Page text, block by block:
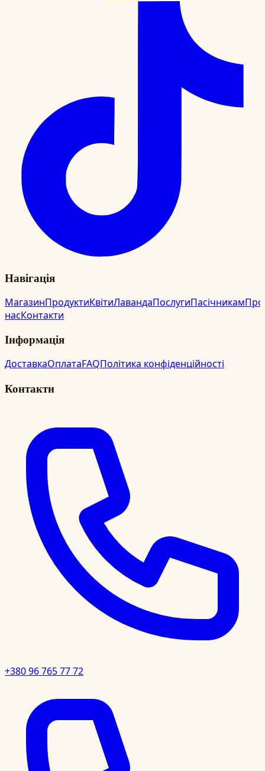
Навігація
МагазинПродуктиКвітиЛавандаПослугиПасічникамПро
насКонтакти
Інформація
ДоставкаОплатаFAQПолітика конфіденційності
Контакти
+380 96 765 77 72